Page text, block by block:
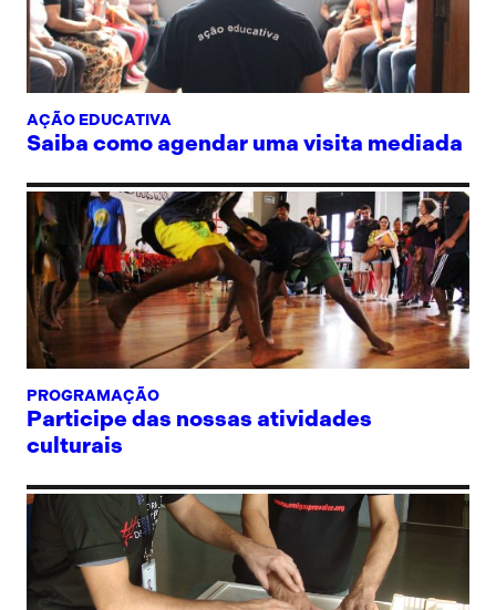
AÇÃO EDUCATIVA
Saiba como agendar uma visita mediada
PROGRAMAÇÃO
Participe das nossas atividades
culturais